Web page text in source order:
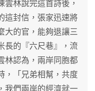
林說完這首詩後，
這封信，張家迅速將
大的官，能夠退讓三
長的『六尺巷』，流
林認為，兩岸同胞都
，「兄弟相幫，共度
我們兩岸的經濟就一